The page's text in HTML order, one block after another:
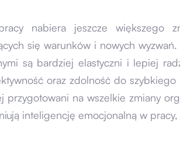
nabiera jeszcze większego
się warunków i nowych wyzwań.
są bardziej elastyczni i lepiej
oraz zdolność do szybkiego
przygotowani na wszelkie zmiany
inteligencję emocjonalną w pracy,